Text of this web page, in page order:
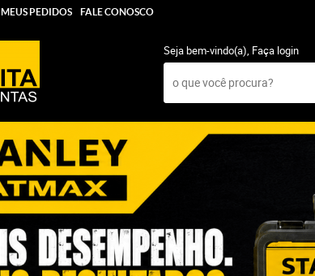
MEUS PEDIDOS FALE CONOSCO
Seja bem-vindo(a), Faça login